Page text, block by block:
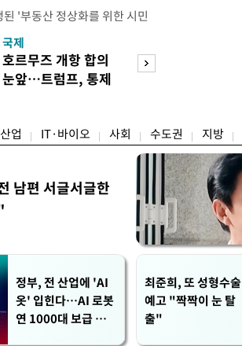
'부동산 정상화를 위한 시민
개편안에 대한 불만과 지적이
유 주택에 거주하지 않는 1주
사업자 등 시민과 전문가, 크
다. 잠실에서 21년째 공인중
국제
호르무즈 개항 합의
눈앞…트럼프, 통제
산업 IT·바이오 사회 수도권 지방
남편 서글서글한
정부, 전 산업에 'AI
옷' 입힌다…AI 로봇
연 1000대 보급 추
최준희, 또 성형수술
예고 "짝짝이 눈 탈
출"